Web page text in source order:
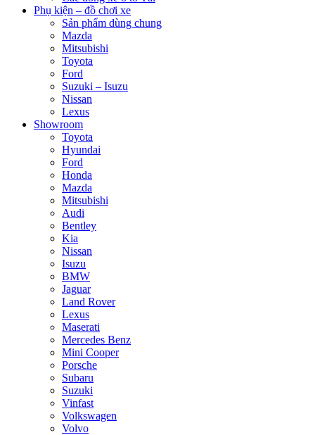
Phụ kiện – đồ chơi xe
Sản phẩm dùng chung
Mazda
Mitsubishi
Toyota
Ford
Suzuki – Isuzu
Nissan
Lexus
Showroom
Toyota
Hyundai
Ford
Honda
Mazda
Mitsubishi
Audi
Bentley
Kia
Nissan
Isuzu
BMW
Jaguar
Land Rover
Lexus
Maserati
Mercedes Benz
Mini Cooper
Porsche
Subaru
Suzuki
Vinfast
Volkswagen
Volvo